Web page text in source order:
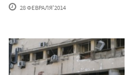
28 ФЕВРАЛЯ'2014